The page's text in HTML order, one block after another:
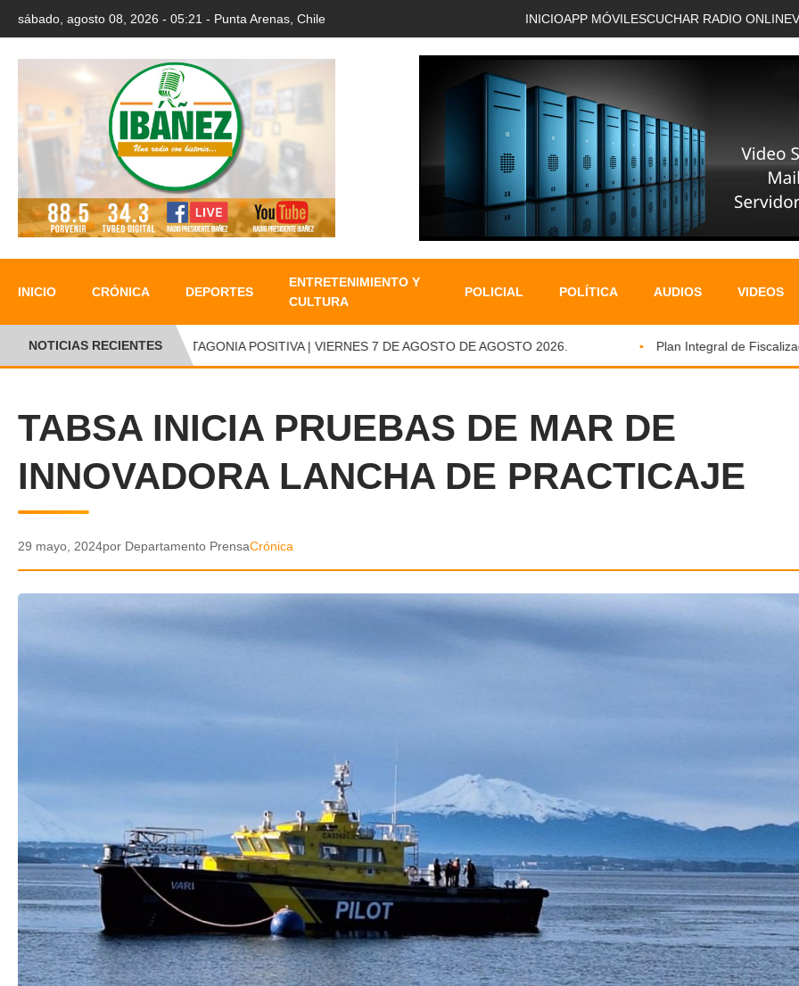
sábado, agosto 08, 2026 - 05:21 - Punta Arenas, Chile INICIOAPP MÓVIL ESCUCHAR RADIO ONLINE
INICIO CRÓNICA DEPORTES
ENTRETENIMIENTO Y
CULTURA
POLICIAL POLÍTICA AUDIOS VIDEOS
NOTICIAS RECIENTESPATAGONIA POSITIVA | VIERNES 7 DE AGOSTO DE AGOSTO 2026. Plan Integral de
TABSA INICIA PRUEBAS DE MAR DE
INNOVADORA LANCHA DE PRACTICAJE
29 mayo, 2024por Departamento PrensaCrónica